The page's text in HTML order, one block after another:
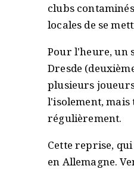
clubs
locales de se
Pour l'heure, un
Dresde
plusieurs
l'isolement, mais
régulièrement.
Cette reprise,
en Allemagne.